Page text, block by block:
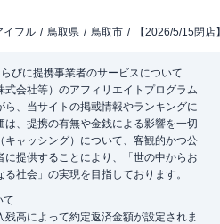
イフル 鳥取県 鳥取市 【2026/5/15閉
びに提携事業者のサービスについて
会社等）のアフィリエイトプログラム
、当サイトの掲載情報やランキングに
、提携の有無や金銭による影響を一切
ャッシング）について、客観的かつ公
提供することにより、「世の中からお
社会」の実現を目指しております。
て
高によって約定返済金額が設定されま